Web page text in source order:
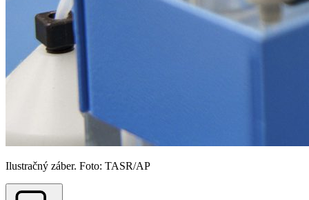
Ilustračný záber. Foto: TASR/AP